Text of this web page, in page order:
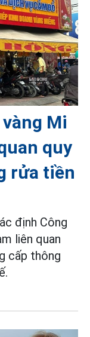
Mi
quy
rửa tiền
định Công
liên quan
cấp thông